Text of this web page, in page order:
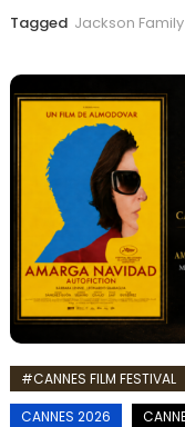
Tagged Jackson
#CANNES FILM FESTIVAL
CANNES 2026